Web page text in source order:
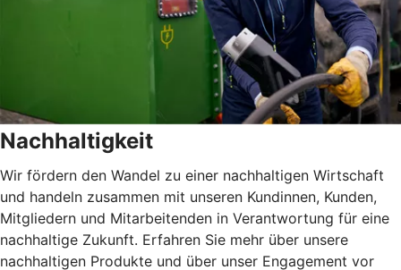
Nachhaltigkeit
Wir fördern den Wandel zu einer nachhaltigen Wirtschaft
und handeln zusammen mit unseren Kundinnen, Kunden,
Mitgliedern und Mitarbeitenden in Verantwortung für eine
nachhaltige Zukunft. Erfahren Sie mehr über unsere
nachhaltigen Produkte und über unser Engagement vor